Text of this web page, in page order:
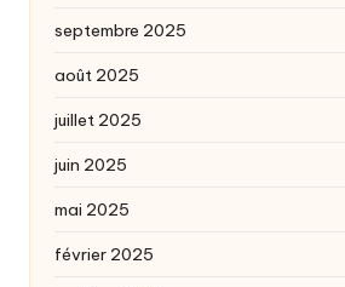
septembre 2025
août 2025
juillet 2025
juin 2025
mai 2025
février 2025